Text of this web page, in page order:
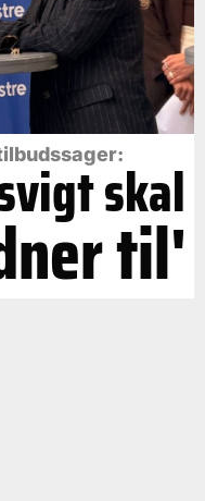
skal
til'